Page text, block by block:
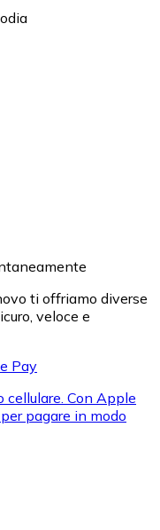
ti offriamo diverse
veloce e
Pay
Con Apple
pagare in modo